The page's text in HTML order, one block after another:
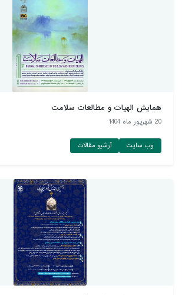
همایش الهیات و مطالعات سلامت
20 شهريور ماه 1404
وب سایت آرشیو مقالات